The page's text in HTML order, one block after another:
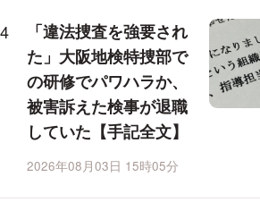
「違法捜査を強要され
た」大阪地検特捜部で
の研修でパワハラか、
被害訴えた検事が退職
していた【手記全文】
2026年08月03日 15時05分